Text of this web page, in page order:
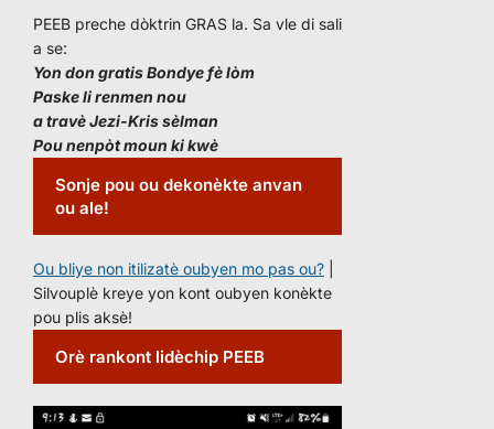
PEEB preche dòktrin GRAS la. Sa vle di sali
a se:
Yon don gratis Bondye fè lòm
Paske li renmen nou
a travè Jezi-Kris sèlman
Pou nenpòt moun ki kwè
Sonje pou ou dekonèkte anvan
ou ale!
Ou bliye non itilizatè oubyen mo pas ou?
Silvouplè kreye yon kont oubyen konèkte
pou plis aksè!
Orè rankont lidèchip PEEB